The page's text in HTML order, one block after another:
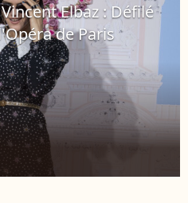
Elbaz : Défilé
de Paris